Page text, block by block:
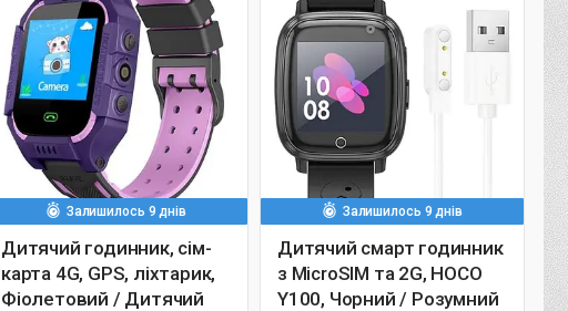
Залишилось 9 днів
Дитячий годинник, сім-
карта 4G, GPS, ліхтарик,
Фіолетовий / Дитячий
Залишилось 9 днів
Дитячий смарт годинник
з MicroSIM та 2G, HOCO
Y100, Чорний / Розумний